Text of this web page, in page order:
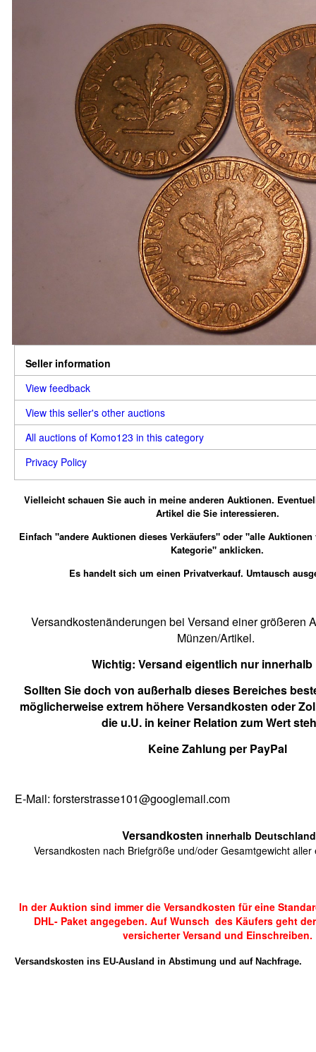
Seller information
View feedback
View this seller's other auctions
All auctions of Komo123 in this category
Privacy Policy
Vielleicht schauen Sie auch in meine anderen Auktionen.
Artikel die Sie interessieren.
Einfach "andere Auktionen dieses Verkäufers" oder "alle
Kategorie" anklicken.
Es handelt sich um einen Privatverkauf. Umtausch
Versandkostenänderungen bei Versand einer größeren
Münzen/Artikel.
Wichtig: Versand eigentlich nur innerhalb
Sollten Sie doch von außerhalb dieses Bereiches
möglicherweise extrem höhere Versandkosten oder
die u.U. in keiner Relation zum Wert
Keine Zahlung per PayPal
E-Mail: forsterstrasse101@googlemail.com
Versandkosten innerhalb Deutschland
Versandkosten nach Briefgröße und/oder Gesamtgewicht
In der Auktion sind immer die Versandkosten für eine
DHL- Paket angegeben. Auf Wunsch des Käufers geht
versicherter Versand und Einschreiben.
Versandskosten ins EU-Ausland in Abstimung und auf Nachfrage.